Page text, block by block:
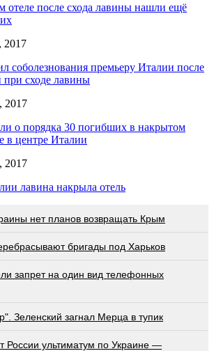
отеле после схода лавины нашли ещё
2017
соболезнования премьеру Италии после
при сходе лавины
2017
о порядка 30 погибших в накрытом
в центре Италии
2017
лавина накрыла отель
нет планов возвращать Крым
бригады под Харьков
запрет на один вид телефонных
Зеленский загнал Мерца в тупик
России ультиматум по Украине —